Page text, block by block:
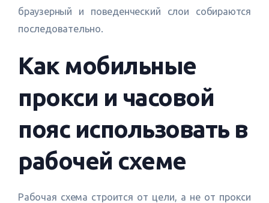
браузерный и поведенческий слои собираются
последовательно.
Как мобильные
прокси и часовой
пояс использовать в
рабочей схеме
Рабочая схема строится от цели, а не от прокси